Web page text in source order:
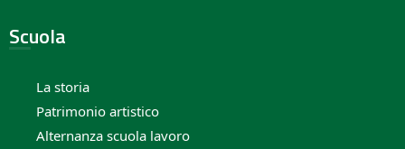
Scuola
La storia
Patrimonio artistico
Alternanza scuola lavoro